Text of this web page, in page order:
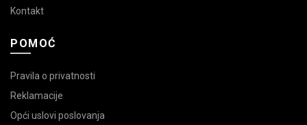
Kontakt
POMOĆ
Pravila o privatnosti
Reklamacije
Opći uslovi poslovanja